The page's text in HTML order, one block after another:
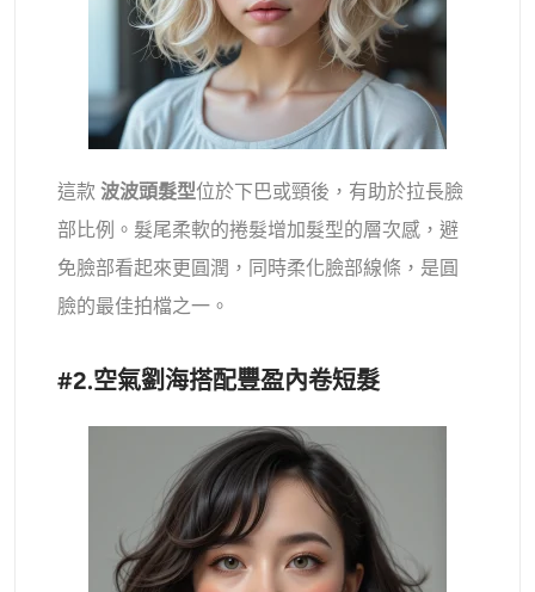
這款波波頭髮型位於下巴或頸後，有助於拉長臉
部比例。髮尾柔軟的捲髮增加髮型的層次感，避
免臉部看起來更圓潤，同時柔化臉部線條，是圓
臉的最佳拍檔之一。
#2.空氣劉海搭配豐盈內卷短髮